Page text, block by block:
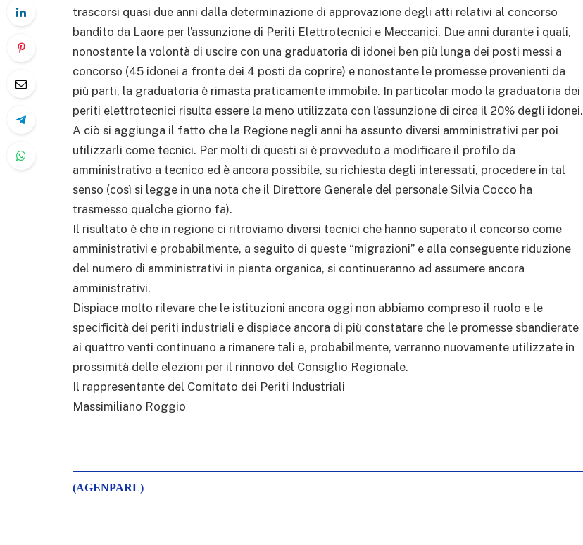
trascorsi quasi due anni dalla determinazione di approvazione degli atti relativi al concorso
bandito da Laore per l’assunzione di Periti Elettrotecnici e Meccanici. Due anni durante i quali,
nonostante la volontà di uscire con una graduatoria di idonei ben più lunga dei posti messi a
concorso (45 idonei a fronte dei 4 posti da coprire) e nonostante le promesse provenienti da
più parti, la graduatoria è rimasta praticamente immobile. In particolar modo la graduatoria dei
periti elettrotecnici risulta essere la meno utilizzata con l’assunzione di circa il 20% degli idonei.
A ciò si aggiunga il fatto che la Regione negli anni ha assunto diversi amministrativi per poi
utilizzarli come tecnici. Per molti di questi si è provveduto a modificare il profilo da
amministrativo a tecnico ed è ancora possibile, su richiesta degli interessati, procedere in tal
senso (così si legge in una nota che il Direttore Generale del personale Silvia Cocco ha
trasmesso qualche giorno fa).
Il risultato è che in regione ci ritroviamo diversi tecnici che hanno superato il concorso come
amministrativi e probabilmente, a seguito di queste “migrazioni” e alla conseguente riduzione
del numero di amministrativi in pianta organica, si continueranno ad assumere ancora
amministrativi.
Dispiace molto rilevare che le istituzioni ancora oggi non abbiamo compreso il ruolo e le
specificità dei periti industriali e dispiace ancora di più constatare che le promesse sbandierate
ai quattro venti continuano a rimanere tali e, probabilmente, verranno nuovamente utilizzate in
prossimità delle elezioni per il rinnovo del Consiglio Regionale.
Il rappresentante del Comitato dei Periti Industriali
Massimiliano Roggio
(AGENPARL)